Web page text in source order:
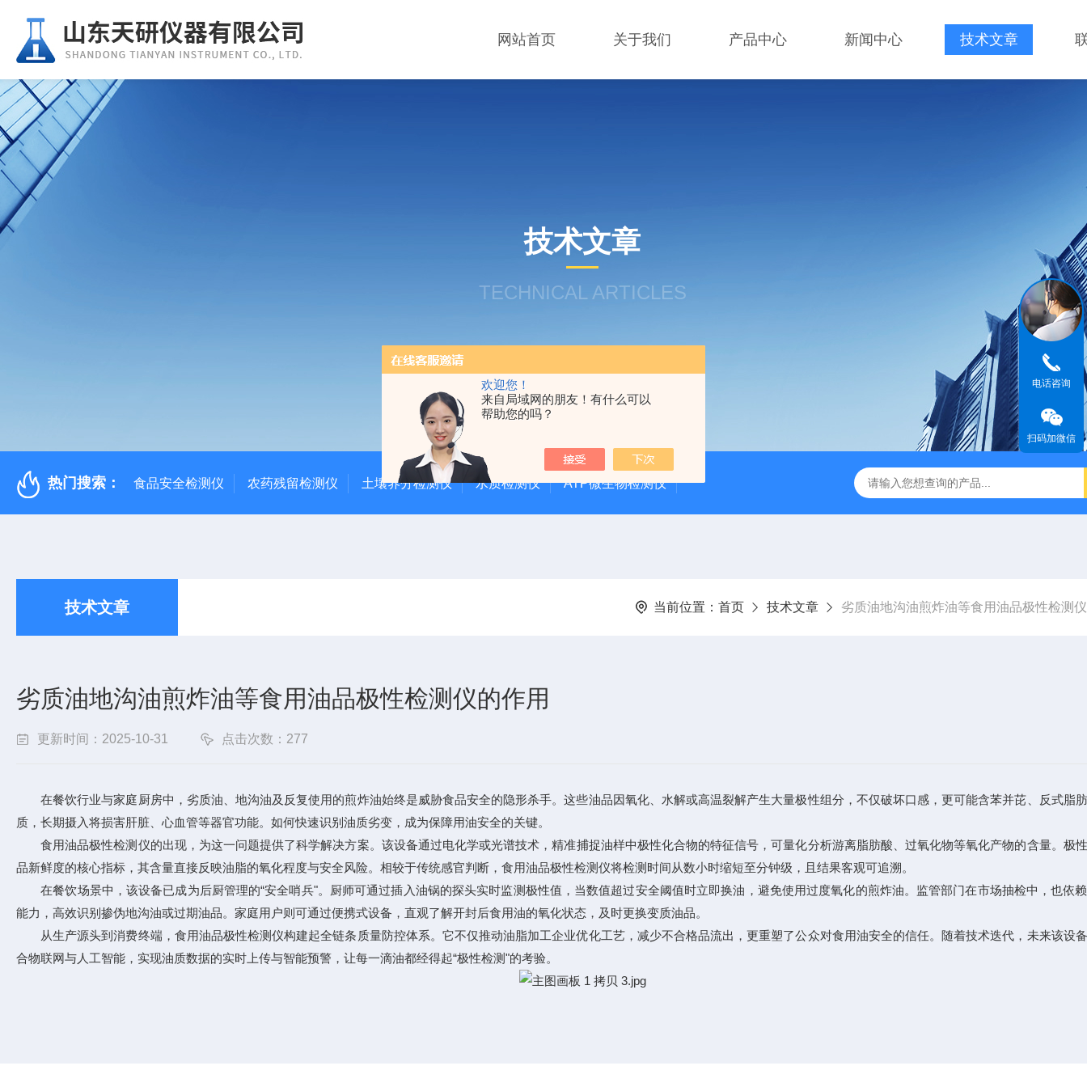
欢迎您！
来自局域网的朋友！有什么可以
帮助您的吗？
网站首页 关于我们 产品中心 新闻中心 技术文章
技术文章
TECHNICAL ARTICLES
热门搜索： 食品安全检测仪 农药残留检测仪 土壤养分检测仪 水质检测仪 ATP微生物检测仪
技术文章 当前位置： 首页 技术文章 劣质油地沟油煎炸油等食用油品极性检测
劣质油地沟油煎炸油等食用油品极性检测仪的作用
更新时间：2025-10-31 点击次数：277
在餐饮行业与家庭厨房中，劣质油、地沟油及反复使用的煎炸油始终是威胁食品安全的隐形杀手。这些油品因氧化、水解或高温裂解产生大量极性组分，不仅破坏口感，更可能含苯并芘、反式脂
质，长期摄入将损害肝脏、心血管等器官功能。如何快速识别油质劣变，成为保障用油安全的关键。
食用油品极性检测仪的出现，为这一问题提供了科学解决方案。该设备通过电化学或光谱技术，精准捕捉油样中极性化合物的特征信号，可量化分析游离脂肪酸、过氧化物等氧化产物的含量。极
品新鲜度的核心指标，其含量直接反映油脂的氧化程度与安全风险。相较于传统感官判断，食用油品极性检测仪将检测时间从数小时缩短至分钟级，且结果客观可追溯。
在餐饮场景中，该设备已成为后厨管理的“安全哨兵"。厨师可通过插入油锅的探头实时监测极性值，当数值超过安全阈值时立即换油，避免使用过度氧化的煎炸油。监管部门在市场抽检中，也依
能力，高效识别掺伪地沟油或过期油品。家庭用户则可通过便携式设备，直观了解开封后食用油的氧化状态，及时更换变质油品。
从生产源头到消费终端，食用油品极性检测仪构建起全链条质量防控体系。它不仅推动油脂加工企业优化工艺，减少不合格品流出，更重塑了公众对食用油安全的信任。随着技术迭代，未来该设
合物联网与人工智能，实现油质数据的实时上传与智能预警，让每一滴油都经得起“极性检测"的考验。
电话咨询
扫码加微信